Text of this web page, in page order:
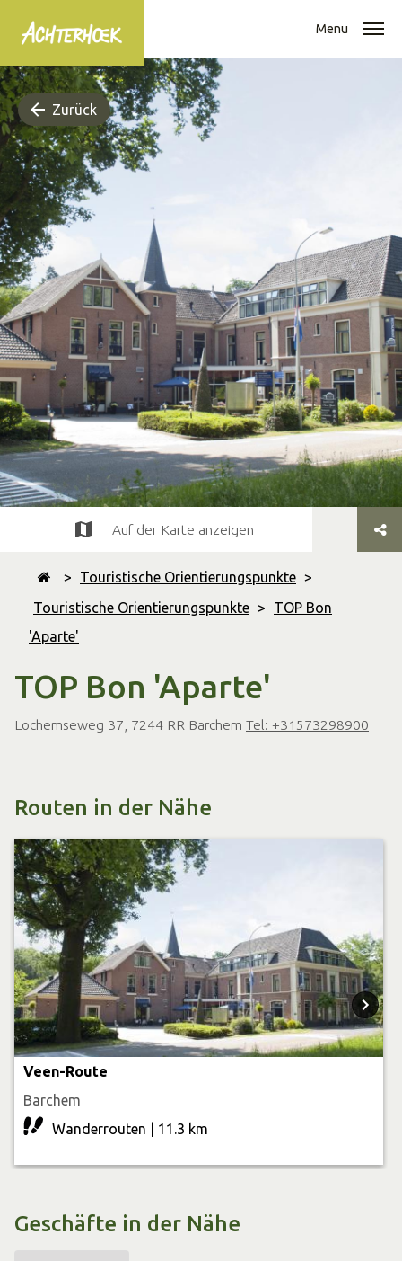
Menu
Zurück
> Touristische Orientierungspunkte >
Touristische Orientierungspunkte >
TOP Bon
'Aparte'
TOP Bon 'Aparte'
Lochemseweg 37, 7244 RR Barchem Tel: +31573298900
Auf der Karte anzeigen
Routen in der Nähe
Veen-Route
Barchem
Wanderrouten | 11.3 km
Geschäfte in der Nähe